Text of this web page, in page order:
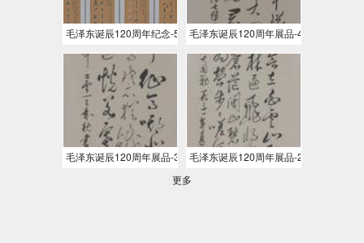
毛泽东诞辰120周年纪念-5 毛泽东诞辰120周年展品-4
毛泽东诞辰120周年展品-3
毛泽东诞辰120周年展品-2
更多